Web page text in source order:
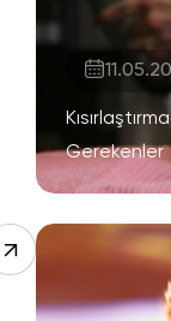
Gerekenler